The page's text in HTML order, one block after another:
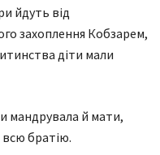
йдуть від
захоплення Кобзарем,
діти мали
мандрувала й мати,
всю братію.